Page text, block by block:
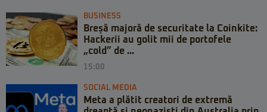
BUSINESS
Breșă majoră de securitate la Coinkite:
Hackerii au golit mii de portofele
„cold” de ...
15:00
SOCIAL MEDIA
Meta a plătit creatori de extremă